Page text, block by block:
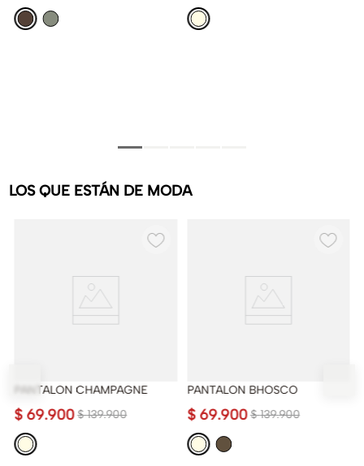
LOS QUE ESTÁN DE MODA
PANTALON CHAMPAGNE
$ 139.900
$ 69.900
PANTALON BHOSCO
$ 139.900
$ 69.900